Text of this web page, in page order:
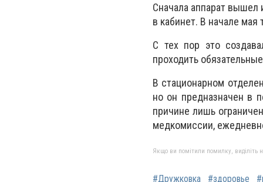
Сначала аппарат вышел
в кабинет. В начале мая
С тех пор это
проходить
В стационарном
но он предназначен в
причине лишь
медкомиссии,
Якщо ви помітили помилку, виділіть
#Дружковка #здоровье